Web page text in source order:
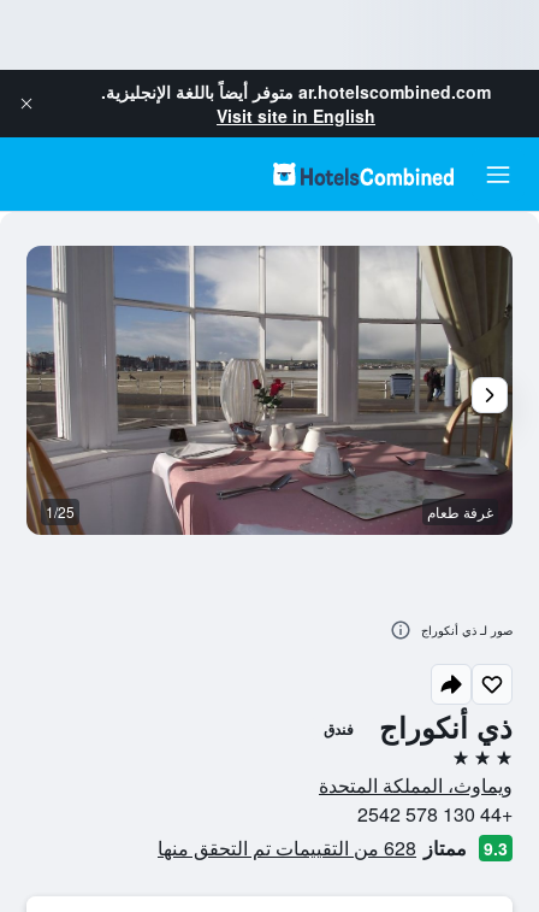
ar.hotelscombined.com متوفر أيضاً باللغة الإنجليزية.
Visit site in English
ذي أنكوراج فندق
3 نجوم
ويماوث، المملكة المتحدة
+44 130 578 2542
9.3 ممتاز 628 من التقييمات تم التحقق منها
غرفة طعام 1/25
صور لـ ذي أنكوراج